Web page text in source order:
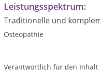
Leistungsspektrum:
Traditionelle und
Osteopathie
Verantwortlich für den Inhalt